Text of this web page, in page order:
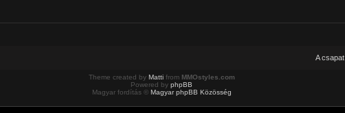
A csapat
Theme created by Mattifrom MMOstyles.com
Powered by phpBB
Magyar fordítás © Magyar phpBB Közösség